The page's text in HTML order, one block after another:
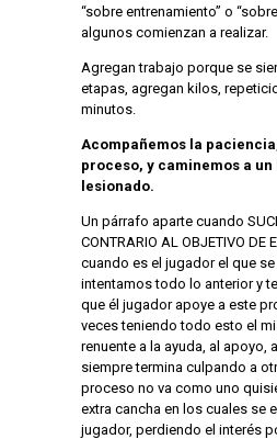
“sobre entrenamiento” o
algunos comienzan a realizar.
Agregan trabajo porque se
etapas, agregan kilos,
minutos.
Acompañemos la
proceso, y caminemos a
lesionado.
Un párrafo aparte cuando
CONTRARIO AL OBJETIVO DE
cuando es el jugador el que
intentamos todo lo anterior y
que él jugador apoye a este
veces teniendo todo esto el
renuente a la ayuda, al apoyo,
siempre termina culpando a
proceso no va como uno
extra cancha en los cuales se
jugador, perdiendo el interés